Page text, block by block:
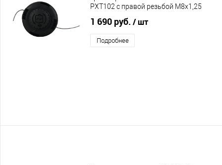
PXT102 с правой резьбой M8x1,25
1 690 руб. / шт
Подробнее